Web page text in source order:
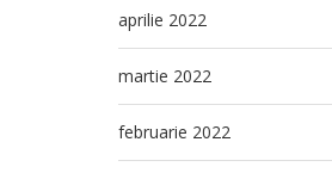
aprilie 2022
martie 2022
februarie 2022